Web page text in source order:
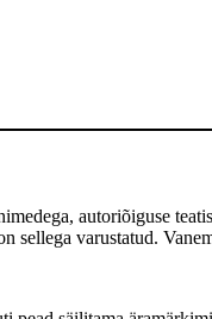
autoriõiguse
sellega varustatud.